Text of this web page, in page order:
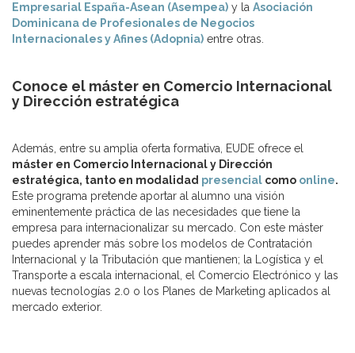
Empresarial España-Asean (Asempea) y la Asociación
Dominicana de Profesionales de Negocios
Internacionales y Afines (Adopnia) entre otras.
Conoce el máster en Comercio Internacional
y Dirección estratégica
Además, entre su amplia oferta formativa, EUDE ofrece el
máster en Comercio Internacional y Dirección
estratégica, tanto en modalidad presencial como online.
Este programa pretende aportar al alumno una visión
eminentemente práctica de las necesidades que tiene la
empresa para internacionalizar su mercado. Con este máster
puedes aprender más sobre los modelos de Contratación
Internacional y la Tributación que mantienen; la Logística y el
Transporte a escala internacional, el Comercio Electrónico y las
nuevas tecnologías 2.0 o los Planes de Marketing aplicados al
mercado exterior.